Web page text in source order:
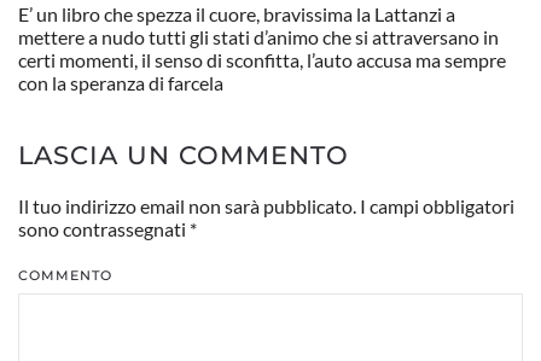
E’ un libro che spezza il cuore, bravissima la Lattanzi a
mettere a nudo tutti gli stati d’animo che si attraversano in
certi momenti, il senso di sconfitta, l’auto accusa ma sempre
con la speranza di farcela
LASCIA UN COMMENTO
Il tuo indirizzo email non sarà pubblicato. I campi obbligatori
sono contrassegnati *
COMMENTO